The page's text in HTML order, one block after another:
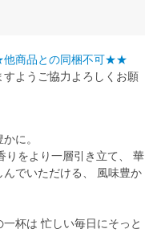
に。
りをより一層引き立て、 華
でいただける、 風味豊か
杯は 忙しい毎日にそっと
商品との同梱不可★★
ようご協力よろしくお願